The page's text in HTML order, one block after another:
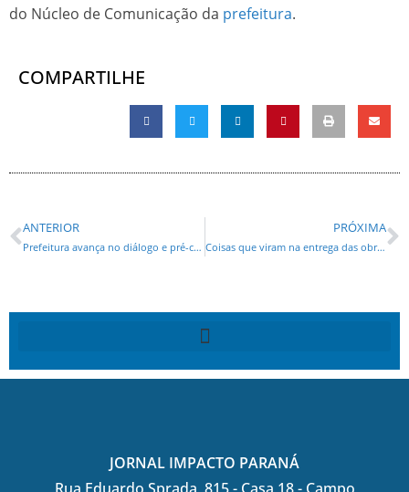
do Núcleo de Comunicação da prefeitura.
COMPARTILHE
ANTERIOR
Prefeitura avança no diálogo e pré-carnaval de Curitiba terá mais segurança e serviços
PRÓXIMA
Coisas que viram na entrega das obras do Aeroporto José Richa
JORNAL IMPACTO PARANÁ